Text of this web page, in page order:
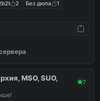
2 Без дюпа
1
MSO, SUO,
7